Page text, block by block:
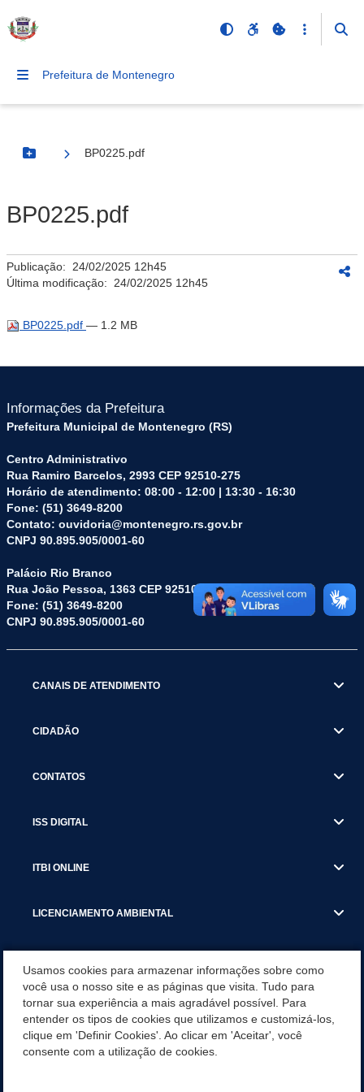
Prefeitura de Montenegro
Botão Menu
BP0225.pdf
BP0225.pdf
Publicação: 24/02/2025 12h45
Última modificação: 24/02/2025 12h45
BP0225.pdf — 1.2 MB
Informações da Prefeitura
Prefeitura Municipal de Montenegro (RS)
Centro Administrativo
Rua Ramiro Barcelos, 2993 CEP 92510-275
Horário de atendimento: 08:00 - 12:00 | 13:30 - 16:30
Fone: (51) 3649-8200
Contato: ouvidoria@montenegro.rs.gov.br
CNPJ 90.895.905/0001-60
Palácio Rio Branco
Rua João Pessoa, 1363 CEP 92510-045
Fone: (51) 3649-8200
CNPJ 90.895.905/0001-60
CANAIS DE ATENDIMENTO
CIDADÃO
CONTATOS
ISS DIGITAL
ITBI ONLINE
LICENCIAMENTO AMBIENTAL
SERVIÇOS
SERVIÇOS DO DEPARTAMENTO DE RECEITA MUNICIPAL
Usamos cookies para armazenar informações sobre como
você usa o nosso site e as páginas que visita. Tudo para
tornar sua experiência a mais agradável possível. Para
entender os tipos de cookies que utilizamos e customizá-los,
clique em 'Definir Cookies'. Ao clicar em 'Aceitar', você
consente com a utilização de cookies.